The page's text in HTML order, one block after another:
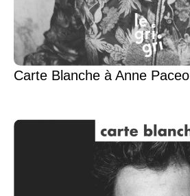
Carte Blanche à Anne Paceo